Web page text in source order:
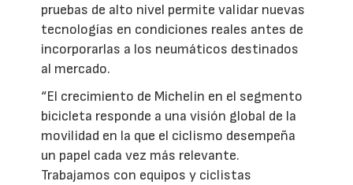
pruebas de alto nivel permite validar nuevas
tecnologías en condiciones reales antes de
incorporarlas a los neumáticos destinados
al mercado.
“El crecimiento de Michelin en el segmento
bicicleta responde a una visión global de la
movilidad en la que el ciclismo desempeña
un papel cada vez más relevante.
Trabajamos con equipos y ciclistas